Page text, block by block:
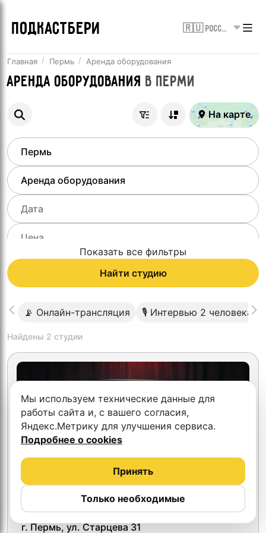
ПОДКАСТБЕРИ 🇷🇺 Россия
Главная Пермь Аренда оборудования
Аренда оборудования в Перми
На карте
Показать все фильтры
Найти студию
📡 Онлайн-трансляция 🎙 Интервью 2 человека
Найдены 2 студии
ДН studio
г. Пермь, ул. Старцева 31
Мы используем технические данные для
работы сайта и, с вашего согласия,
Яндекс.Метрику для улучшения сервиса.
Подробнее о cookies
Только необходимые
Принять